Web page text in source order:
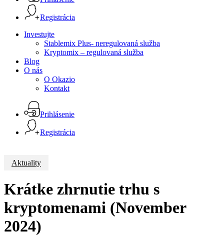
Registrácia
Menu
Investujte
Stablemix Plus- neregulovaná služba
Kryptomix – regulovaná služba
Blog
O nás
O Okazio
Kontakt
Prihlásenie
Registrácia
Aktuality
Krátke zhrnutie trhu s
kryptomenami (November
2024)